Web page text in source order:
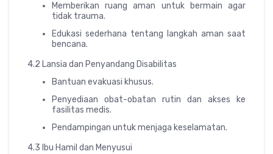
Memberikan ruang aman untuk bermain agar
tidak trauma.
Edukasi sederhana tentang langkah aman saat
bencana.
4.2 Lansia dan Penyandang Disabilitas
Bantuan evakuasi khusus.
Penyediaan obat-obatan rutin dan akses ke
fasilitas medis.
Pendampingan untuk menjaga keselamatan.
4.3 Ibu Hamil dan Menyusui